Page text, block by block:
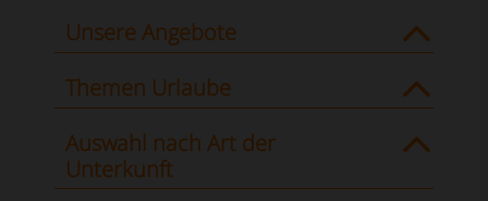
Unsere Angebote
Themen Urlaube
Auswahl nach Art der
Unterkunft